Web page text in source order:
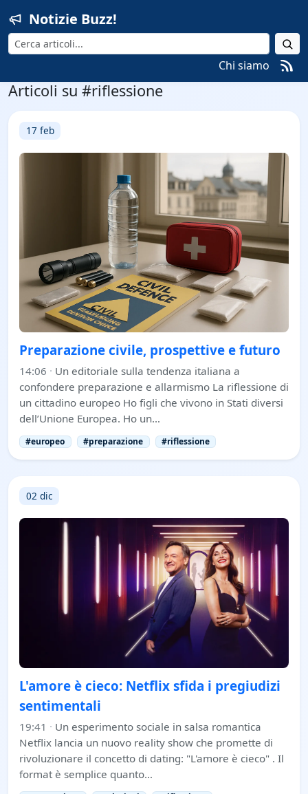
Notizie Buzz!
Cerca
Chi siamo
Articoli su #riflessione
17 feb
Preparazione civile, prospettive e futuro
14:06 · Un editoriale sulla tendenza italiana a
confondere preparazione e allarmismo La riflessione di
un cittadino europeo Ho figli che vivono in Stati diversi
dell’Unione Europea. Ho un…
#europeo #preparazione #riflessione
02 dic
L'amore è cieco: Netflix sfida i pregiudizi
sentimentali
19:41 · Un esperimento sociale in salsa romantica
Netflix lancia un nuovo reality show che promette di
rivoluzionare il concetto di dating: "L'amore è cieco" . Il
format è semplice quanto…